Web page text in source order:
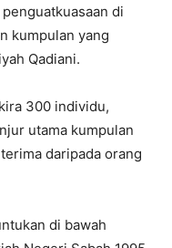
di
kumpulan yang
Qadiani.
300 individu,
utama kumpulan
daripada orang
di bawah